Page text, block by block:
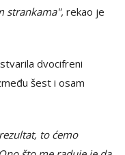
strankama", rekao je
dvocifreni
šest i osam
to ćemo